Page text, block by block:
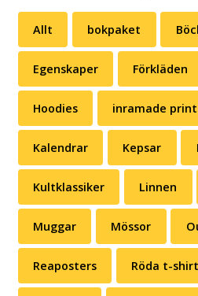
Allt bokpaket
Egenskaper Förkläden
Hoodies inramade
Kalendrar Kepsar
Kultklassiker Linnen
Muggar Mössor
Reaposters Röda t-